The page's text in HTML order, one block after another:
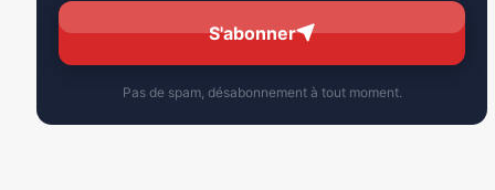
S'abonner
Pas de spam, désabonnement à tout moment.